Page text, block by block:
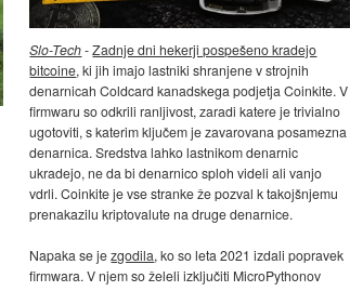
Slo-Tech-Zadnje dni hekerji pospešeno kradejo
bitcoine, ki jih imajo lastniki shranjene v strojnih
denarnicah Coldcard kanadskega podjetja Coinkite. V
firmwaru so odkrili ranljivost, zaradi katere je trivialno
ugotoviti, s katerim ključem je zavarovana posamezna
denarnica. Sredstva lahko lastnikom denarnic
ukradejo, ne da bi denarnico sploh videli ali vanjo
vdrli. Coinkite je vse stranke že pozval k takojšnjemu
prenakazilu kriptovalute na druge denarnice.
Napaka se jezgodila, ko so leta 2021 izdali popravek
firmwara. V njem so želeli izključiti MicroPythonov